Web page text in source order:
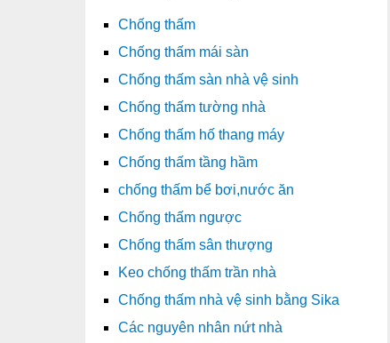
Chống thấm
Chống thấm mái sàn
Chống thấm sàn nhà vệ sinh
Chống thấm tường nhà
Chống thấm hố thang máy
Chống thấm tầng hầm
chống thấm bể bơi,nước ăn
Chống thấm ngược
Chống thấm sân thượng
Keo chống thấm trần nhà
Chống thấm nhà vệ sinh bằng Sika
Các nguyên nhân nứt nhà